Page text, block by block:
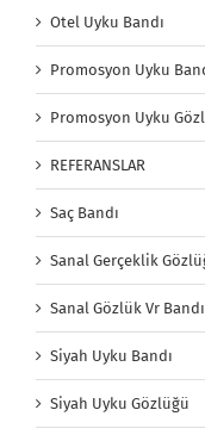
Otel Uyku Bandı
Promosyon Uyku
Promosyon Uyku
REFERANSLAR
Saç Bandı
Sanal Gerçeklik
Sanal Gözlük Vr Bandı
Siyah Uyku Bandı
Siyah Uyku Gözlüğü